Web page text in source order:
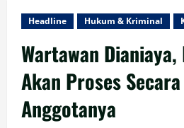
Headline Hukum & Kriminal
Wartawan
Akan Proses
Anggotanya